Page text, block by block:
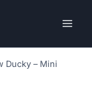
Ducky – Mini